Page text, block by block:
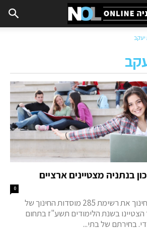
יעקב
בנתניה מצטיינים ארציים
0
השבוע פרסם משרד החינוך את רשימת 285 מוסדות החינוך של
בשנת הלימודים תשע"ז בתחום
בחירתם של בתי...